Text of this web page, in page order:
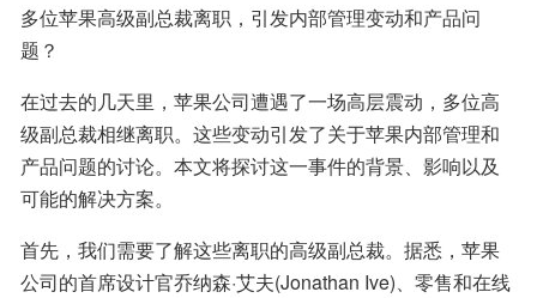
多位苹果高级副总裁离职，引发内部管理变动和产品问
题？
在过去的几天里，苹果公司遭遇了一场高层震动，多位高
级副总裁相继离职。这些变动引发了关于苹果内部管理和
产品问题的讨论。本文将探讨这一事件的背景、影响以及
可能的解决方案。
首先，我们需要了解这些离职的高级副总裁。据悉，苹果
公司的首席设计官乔纳森·艾夫(Jonathan Ive)、零售和在线